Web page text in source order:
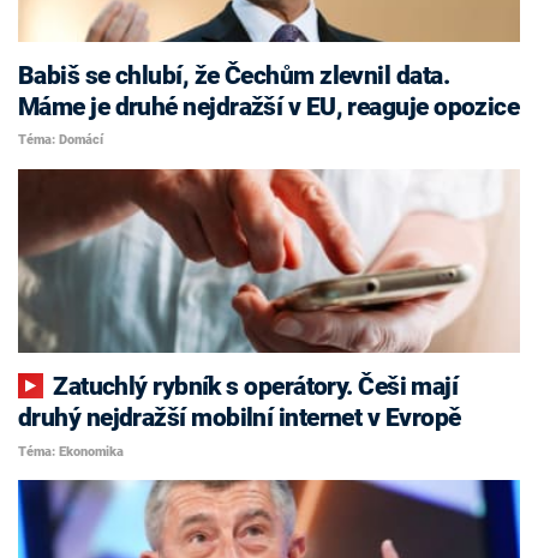
Babiš se chlubí, že Čechům zlevnil data.
Máme je druhé nejdražší v EU, reaguje opozice
Téma: Domácí
Zatuchlý rybník s operátory. Češi mají
druhý nejdražší mobilní internet v Evropě
Téma: Ekonomika